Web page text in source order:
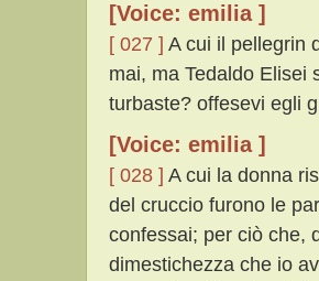
[Voice: emilia ]
[ 027 ] A cui il pellegrin
mai, ma Tedaldo Elisei
turbaste? offesevi egli
[Voice: emilia ]
[ 028 ] A cui la donna
del cruccio furono le
confessai; per ciò che,
dimestichezza che io